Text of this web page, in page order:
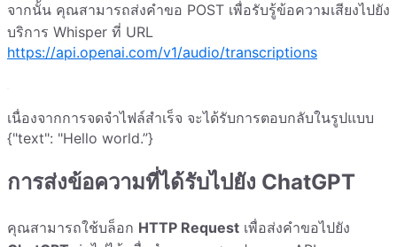
จากนั้น คุณสามารถส่งคำขอ POST เพื่อรับรู้ข้อความเสียงไปยัง
บริการ Whisper ที่ URL
https://api.openai.com/v1/audio/transcriptions
เนื่องจากการจดจำไฟล์สำเร็จ จะได้รับการตอบกลับในรูปแบบ
{"text": "Hello world.”}
การส่งข้อความที่ได้รับไปยัง ChatGPT
คุณสามารถใช้บล็อก HTTP Request เพื่อส่งคำขอไปยัง